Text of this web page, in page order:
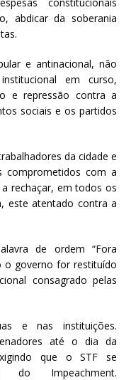
abdicar da soberania
e antinacional, não
em curso,
e repressão contra a
sociais e os partidos
da cidade e
comprometidos com a
rechaçar, em todos os
este atentado contra a
de ordem “Fora
o governo for restituído
consagrado pelas
e nas instituições.
até o dia da
que o STF se
Impeachment.